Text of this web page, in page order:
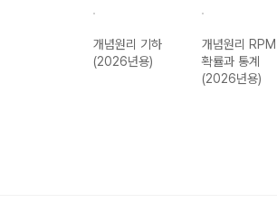
개념원리 기하
(2026년용)
개념원리 RPM
확률과 통계
(2026년용)